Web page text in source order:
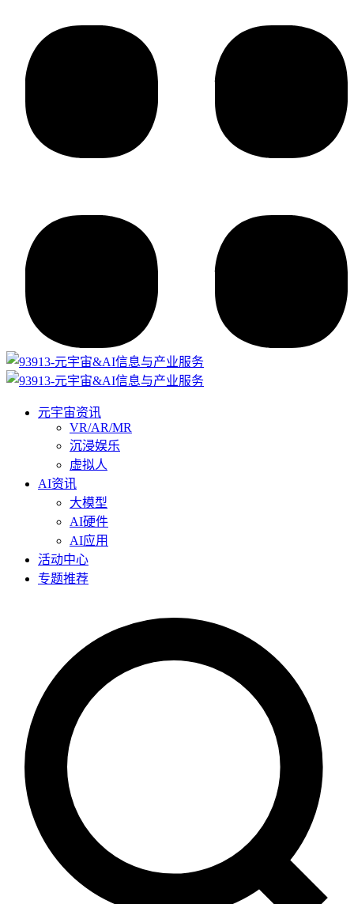
元宇宙资讯
VR/AR/MR
沉浸娱乐
虚拟人
AI资讯
大模型
AI硬件
AI应用
活动中心
专题推荐